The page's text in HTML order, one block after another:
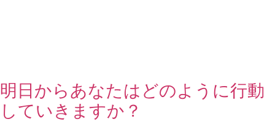
明日からあなたはどのように行動
していきますか？